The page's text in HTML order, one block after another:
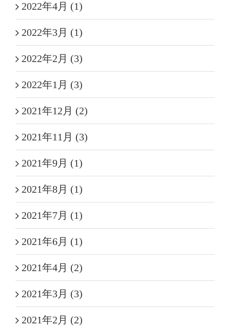
2022年4月 (1)
2022年3月 (1)
2022年2月 (3)
2022年1月 (3)
2021年12月 (2)
2021年11月 (3)
2021年9月 (1)
2021年8月 (1)
2021年7月 (1)
2021年6月 (1)
2021年4月 (2)
2021年3月 (3)
2021年2月 (2)